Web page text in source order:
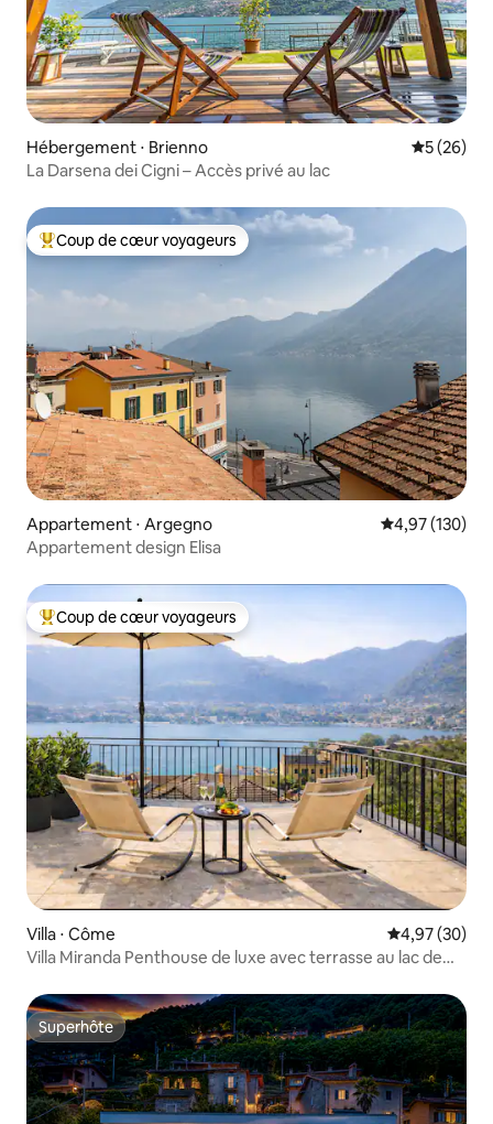
Hébergement ⋅ Brienno
5 (26)
La Darsena dei Cigni – Accès privé au lac
Coups de cœur voyageurs les plus appréciés
Coup de cœur voyageurs
Appartement ⋅ Argegno Évaluation
4,97 (130)
Appartement design Elisa
Coups de cœur voyageurs les plus appréciés
Coup de cœur voyageurs
Villa ⋅ Côme Évaluation
4,97 (30)
Villa Miranda Penthouse de luxe avec terrasse au lac de
Superhôte
Superhôte